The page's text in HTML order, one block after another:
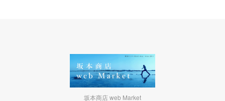
坂本商店 web Market